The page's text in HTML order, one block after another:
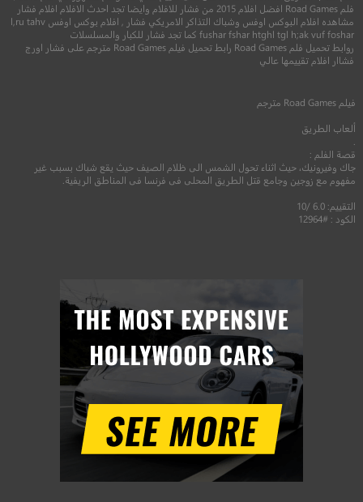
4.8
فلم Road Games افضل افلام 2015 من فشار للافلام وايضا تجد احدث الافلام افلام فشار
مشاهده افلام البوكس اوفس وشباك التذاكر الامريكي فشار , افلام بوكس اوفس l,ru tahv
fushar fshar htghl tgl h;ak vuf foshar كما تجد فشار للكبار والمسلسلات
روابط تحميل فلم Road Games رابط تحميل فيلم Road Games مترجم على فشار اورج
فشاار افلام تقييمها عالي
فيلم Road Games مترجم
ألعاب الطريق
قصة الفلم :
جاك وفيرونيك، حيث اثناء تحول الشمس الى ظلام الصيف حيث يقع شباك بسبب غير
مفهوم مع زوجين وجامع قتل الطريق المحلى فى فرنسا فى المناطق الريفية.
التقييم: 6.0 /10
الكود : #12964